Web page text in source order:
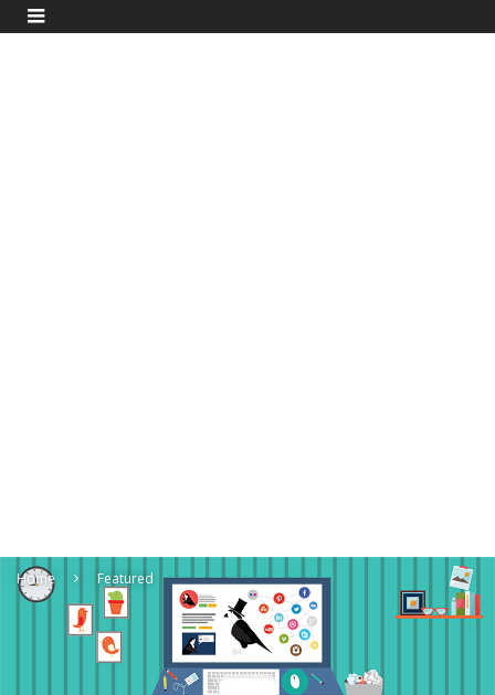
Home Featured